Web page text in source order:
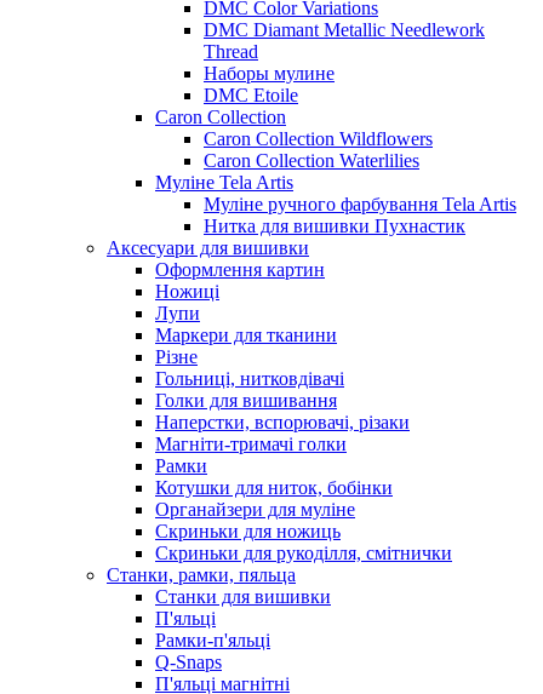
DMC Color Variations
DMC Diamant Metallic Needlework
Thread
Наборы мулине
DMC Etoile
Caron Collection
Caron Collection Wildflowers
Caron Collection Waterlilies
Муліне Tela Artis
Муліне ручного фарбування Tela Artis
Нитка для вишивки Пухнастик
Аксесуари для вишивки
Оформлення картин
Ножиці
Лупи
Маркери для тканини
Різне
Гольниці, нитковдівачі
Голки для вишивання
Наперстки, вспорювачі, різаки
Магніти-тримачі голки
Рамки
Котушки для ниток, бобінки
Органайзери для муліне
Скриньки для ножиць
Скриньки для рукоділля, смітнички
Станки, рамки, пяльца
Станки для вишивки
П'яльці
Рамки-п'яльці
Q-Snaps
П'яльці магнітні